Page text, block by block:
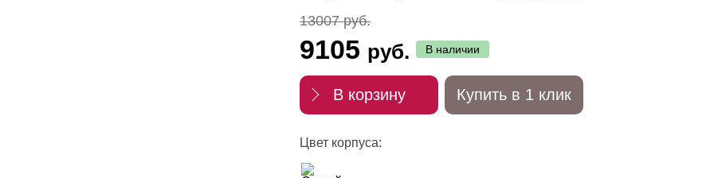
13007 руб.
9105 руб. В наличии
В корзину Купить в 1 клик
Цвет корпуса: